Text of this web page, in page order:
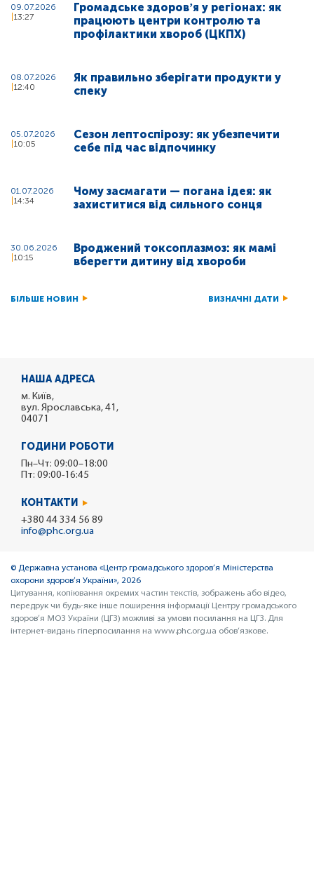
09.07.2026
13:27
Громадське здоровʼя у регіонах: як
працюють центри контролю та
профілактики хвороб (ЦКПХ)
08.07.2026
12:40
Як правильно зберігати продукти у
спеку
05.07.2026
10:05
Сезон лептоспірозу: як убезпечити
себе під час відпочинку
01.07.2026
14:34
Чому засмагати — погана ідея: як
захиститися від сильного сонця
30.06.2026
10:15
Вроджений токсоплазмоз: як мамі
вберегти дитину від хвороби
БІЛЬШЕ НОВИН ВИЗНАЧНІ ДАТИ
НАША АДРЕСА
м. Київ,
вул. Ярославська, 41,
04071
ГОДИНИ РОБОТИ
Пн–Чт: 09:00–18:00
Пт: 09:00-16:45
КОНТАКТИ
+380 44 334 56 89
info@phc.org.ua
© Державна установа «Центр громадського здоров’я Міністерства
охорони здоров’я України», 2026
Цитування, копіювання окремих частин текстів, зображень або відео,
передрук чи будь-яке інше поширення інформації Центру громадського
здоров’я МОЗ України (ЦГЗ) можливі за умови посилання на ЦГЗ. Для
інтернет-видань гіперпосилання на www.phc.org.ua обов’язкове.